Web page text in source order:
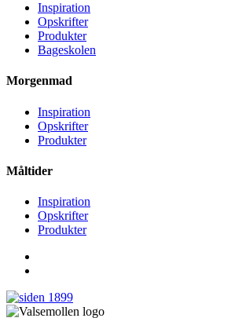
Inspiration
Opskrifter
Produkter
Bageskolen
Morgenmad
Inspiration
Opskrifter
Produkter
Måltider
Inspiration
Opskrifter
Produkter